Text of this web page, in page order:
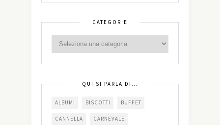
CATEGORIE
QUI SI PARLA DI…
ALBUMI BISCOTTI BUFFET
CANNELLA CARNEVALE